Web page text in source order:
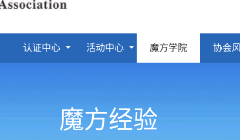
认证中心 活动中心 魔方学院 协会
魔方经验